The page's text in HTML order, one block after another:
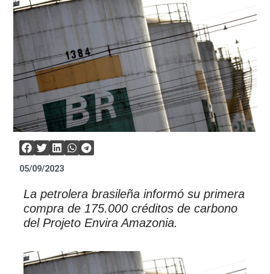
05/09/2023
La petrolera brasileña informó su primera
compra de 175.000 créditos de carbono
del Projeto Envira Amazonia.